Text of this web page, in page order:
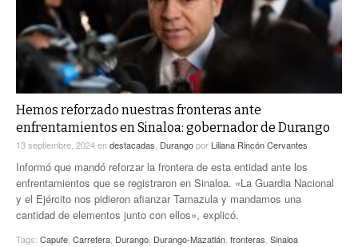
Hemos reforzado nuestras fronteras ante
enfrentamientos en Sinaloa: gobernador de Durango
13 septiembre, 2024endestacadas, Durangopor Liliana Rincón Cervantes
Informó que mandó reforzar la frontera de esta entidad ante los
enfrentamientos que se registraron en Sinaloa. «La Guardia Nacional
y el Ejército nos pidieron afianzar Tamazula y mandamos una
cantidad de elementos junto con ellos», explicó.
Tags: Capufe, Carretera, Durango, Durango-Mazatlán, fronteras, Sinaloa